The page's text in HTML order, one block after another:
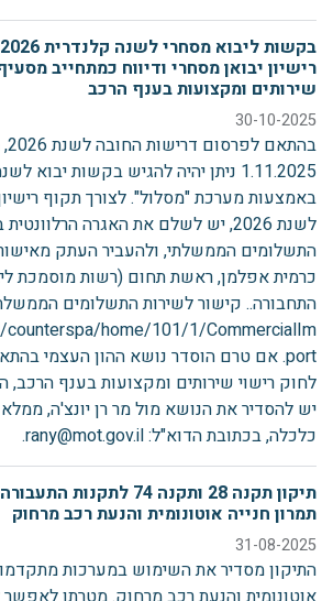
שירותים ומקצועות בענף הרכב
30-10-2025
באמצעות מערכת "מסלול". לצורך תקוף
לשנת 2026, יש לשלם את האגרה
התשלומים הממשלתי, ולהעביר העתק
כרמית אפלמן, ראשת תחום (רשות מוסמכת
התחבורה.. קישור לשירות התשלומים
counterspa/home/101/1/CommercialIm
יש להסדיר את הנושא מול מר רן יונצ'ה,
כלכלה, בכתובת הדוא"ל: rany@mot.gov.il.
תיקון תקנה 28 ותקנה 74
תמרון חנייה אוטונומית והנעת רכב מרחוק
31-08-2025
התיקון מסדיר את השימוש במערכות